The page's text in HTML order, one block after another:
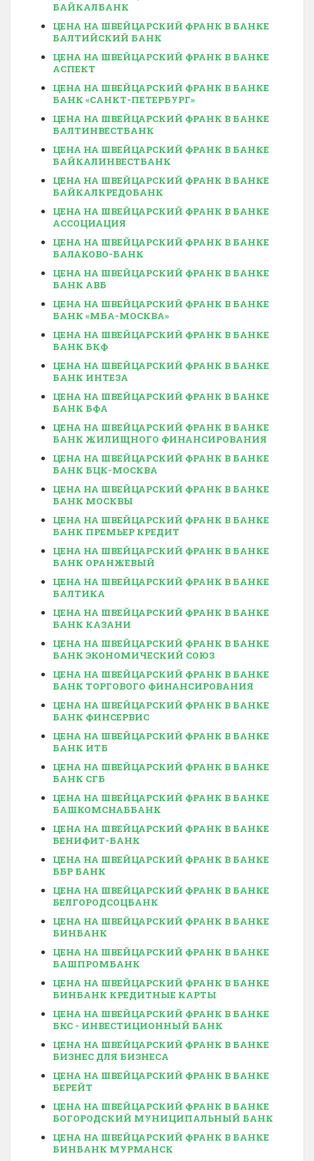
БАЙКАЛБАНК
ЦЕНА НА ШВЕЙЦАРСКИЙ ФРАНК В БАНКЕ
БАЛТИЙСКИЙ БАНК
ЦЕНА НА ШВЕЙЦАРСКИЙ ФРАНК В БАНКЕ
АСПЕКТ
ЦЕНА НА ШВЕЙЦАРСКИЙ ФРАНК В БАНКЕ
БАНК «САНКТ-ПЕТЕРБУРГ»
ЦЕНА НА ШВЕЙЦАРСКИЙ ФРАНК В БАНКЕ
БАЛТИНВЕСТБАНК
ЦЕНА НА ШВЕЙЦАРСКИЙ ФРАНК В БАНКЕ
БАЙКАЛИНВЕСТБАНК
ЦЕНА НА ШВЕЙЦАРСКИЙ ФРАНК В БАНКЕ
БАЙКАЛКРЕДОБАНК
ЦЕНА НА ШВЕЙЦАРСКИЙ ФРАНК В БАНКЕ
АССОЦИАЦИЯ
ЦЕНА НА ШВЕЙЦАРСКИЙ ФРАНК В БАНКЕ
БАЛАКОВО-БАНК
ЦЕНА НА ШВЕЙЦАРСКИЙ ФРАНК В БАНКЕ
БАНК АВБ
ЦЕНА НА ШВЕЙЦАРСКИЙ ФРАНК В БАНКЕ
БАНК «МБА-МОСКВА»
ЦЕНА НА ШВЕЙЦАРСКИЙ ФРАНК В БАНКЕ
БАНК БКФ
ЦЕНА НА ШВЕЙЦАРСКИЙ ФРАНК В БАНКЕ
БАНК ИНТЕЗА
ЦЕНА НА ШВЕЙЦАРСКИЙ ФРАНК В БАНКЕ
БАНК БФА
ЦЕНА НА ШВЕЙЦАРСКИЙ ФРАНК В БАНКЕ
БАНК ЖИЛИЩНОГО ФИНАНСИРОВАНИЯ
ЦЕНА НА ШВЕЙЦАРСКИЙ ФРАНК В БАНКЕ
БАНК БЦК-МОСКВА
ЦЕНА НА ШВЕЙЦАРСКИЙ ФРАНК В БАНКЕ
БАНК МОСКВЫ
ЦЕНА НА ШВЕЙЦАРСКИЙ ФРАНК В БАНКЕ
БАНК ПРЕМЬЕР КРЕДИТ
ЦЕНА НА ШВЕЙЦАРСКИЙ ФРАНК В БАНКЕ
БАНК ОРАНЖЕВЫЙ
ЦЕНА НА ШВЕЙЦАРСКИЙ ФРАНК В БАНКЕ
БАЛТИКА
ЦЕНА НА ШВЕЙЦАРСКИЙ ФРАНК В БАНКЕ
БАНК КАЗАНИ
ЦЕНА НА ШВЕЙЦАРСКИЙ ФРАНК В БАНКЕ
БАНК ЭКОНОМИЧЕСКИЙ СОЮЗ
ЦЕНА НА ШВЕЙЦАРСКИЙ ФРАНК В БАНКЕ
БАНК ТОРГОВОГО ФИНАНСИРОВАНИЯ
ЦЕНА НА ШВЕЙЦАРСКИЙ ФРАНК В БАНКЕ
БАНК ФИНСЕРВИС
ЦЕНА НА ШВЕЙЦАРСКИЙ ФРАНК В БАНКЕ
БАНК ИТБ
ЦЕНА НА ШВЕЙЦАРСКИЙ ФРАНК В БАНКЕ
БАНК СГБ
ЦЕНА НА ШВЕЙЦАРСКИЙ ФРАНК В БАНКЕ
БАШКОМСНАББАНК
ЦЕНА НА ШВЕЙЦАРСКИЙ ФРАНК В БАНКЕ
БЕНИФИТ-БАНК
ЦЕНА НА ШВЕЙЦАРСКИЙ ФРАНК В БАНКЕ
ББР БАНК
ЦЕНА НА ШВЕЙЦАРСКИЙ ФРАНК В БАНКЕ
БЕЛГОРОДСОЦБАНК
ЦЕНА НА ШВЕЙЦАРСКИЙ ФРАНК В БАНКЕ
БИНБАНК
ЦЕНА НА ШВЕЙЦАРСКИЙ ФРАНК В БАНКЕ
БАШПРОМБАНК
ЦЕНА НА ШВЕЙЦАРСКИЙ ФРАНК В БАНКЕ
БИНБАНК КРЕДИТНЫЕ КАРТЫ
ЦЕНА НА ШВЕЙЦАРСКИЙ ФРАНК В БАНКЕ
БКС - ИНВЕСТИЦИОННЫЙ БАНК
ЦЕНА НА ШВЕЙЦАРСКИЙ ФРАНК В БАНКЕ
БИЗНЕС ДЛЯ БИЗНЕСА
ЦЕНА НА ШВЕЙЦАРСКИЙ ФРАНК В БАНКЕ
БЕРЕЙТ
ЦЕНА НА ШВЕЙЦАРСКИЙ ФРАНК В БАНКЕ
БОГОРОДСКИЙ МУНИЦИПАЛЬНЫЙ БАНК
ЦЕНА НА ШВЕЙЦАРСКИЙ ФРАНК В БАНКЕ
БИНБАНК МУРМАНСК